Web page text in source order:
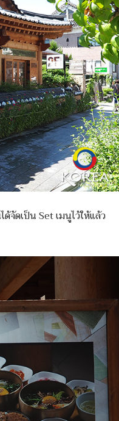
จัดเป็น Set เมนูไว้ให้แล้ว